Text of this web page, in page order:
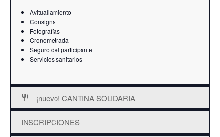
Avituallamiento
Consigna
Fotografías
Cronometrada
Seguro del participante
Servicios sanitarios
¡nuevo! CANTINA SOLIDARIA
INSCRIPCIONES